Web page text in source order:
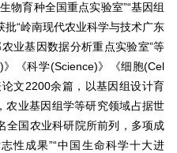
物育种全国重点实验室”“基因组
批“岭南现代农业科学与技术广东
业基因数据分析重点实验室”等
《科学(Science)》《细胞(Cel
文2200余篇，以基因组设计育
农业基因组学等研究领域占据世
全国农业科研院所前列，多项成
性成果”“中国生命科学十大进